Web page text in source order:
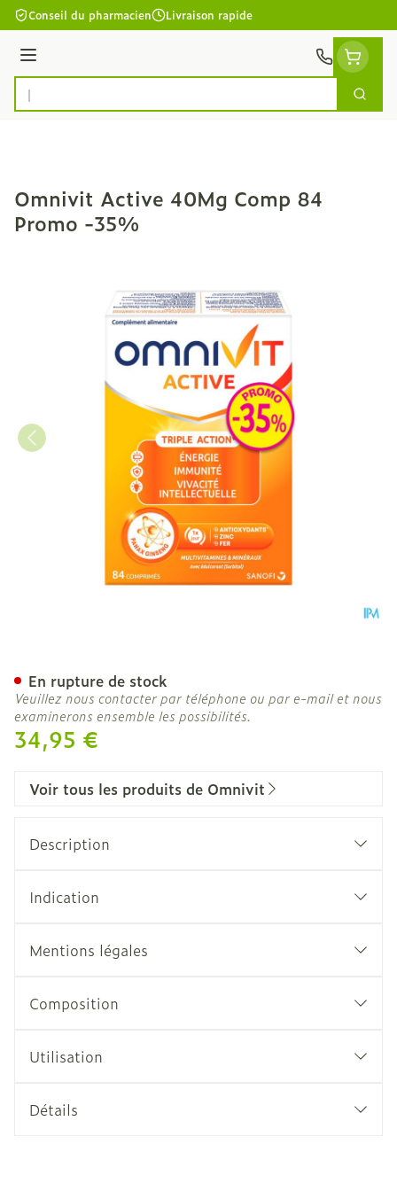
Aller au contenu
Conseil du pharmacien Livraison rapide
Menu
Rechercher
Omnivit Active 40Mg Comp 84
Promo -35%
34,95 €
En rupture de stock
Veuillez nous contacter par téléphone ou par e-mail et nous
examinerons ensemble les possibilités.
Voir tous les produits de Omnivit
Description
Indication
Mentions légales
Composition
Utilisation
Détails